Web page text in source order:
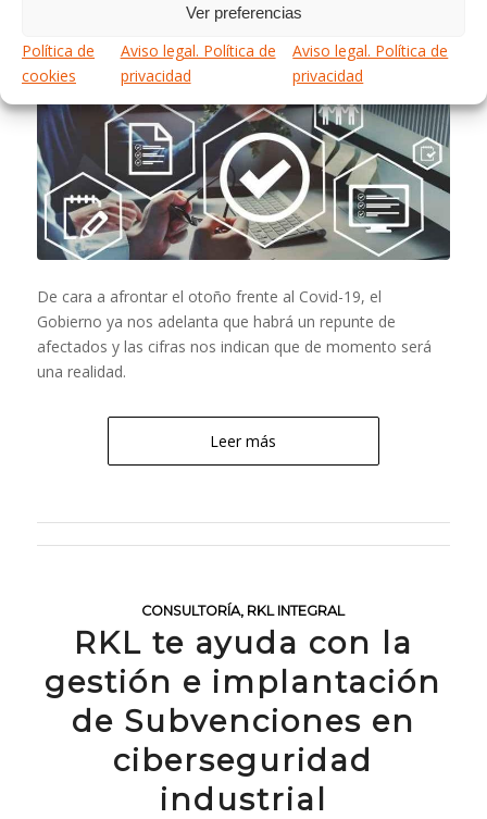
Ver preferencias
Política de
cookies
Aviso legal. Política de
privacidad
Aviso legal. Política de
privacidad
De cara a afrontar el otoño frente al Covid-19, el
Gobierno ya nos adelanta que habrá un repunte de
afectados y las cifras nos indican que de momento será
una realidad.
Leer más
CONSULTORÍA, RKL INTEGRAL
RKL te ayuda con la
gestión e implantación
de Subvenciones en
ciberseguridad
industrial